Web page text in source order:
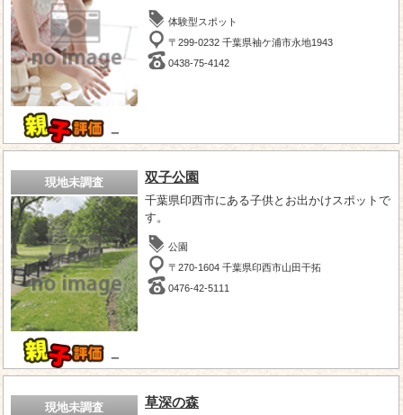
－
体験型スポット
〒299-0232 千葉県袖ケ浦市永地1943
0438-75-4142
現地未調査
－
双子公園
千葉県印西市にある子供とお出かけスポットで
す。
公園
〒270-1604 千葉県印西市山田干拓
0476-42-5111
現地未調査 草深の森